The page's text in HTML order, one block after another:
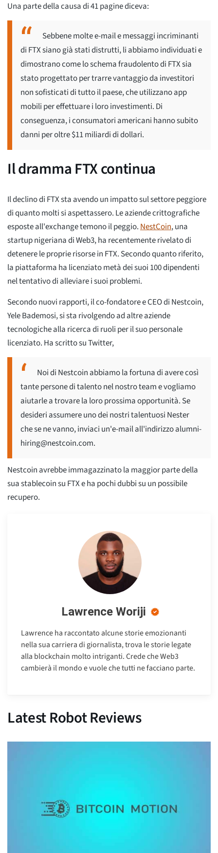
Una parte della causa di 41 pagine diceva:
Sebbene molte e-mail e messaggi incriminanti
di FTX siano già stati distrutti, li abbiamo individuati e
dimostrano come lo schema fraudolento di FTX sia
stato progettato per trarre vantaggio da investitori
non sofisticati di tutto il paese, che utilizzano app
mobili per effettuare i loro investimenti. Di
conseguenza, i consumatori americani hanno subito
danni per oltre $11 miliardi di dollari.
Il dramma FTX continua
Il declino di FTX sta avendo un impatto sul settore peggiore
di quanto molti si aspettassero. Le aziende crittografiche
esposte all'exchange temono il peggio.NestCoin, una
startup nigeriana di Web3, ha recentemente rivelato di
detenere le proprie risorse in FTX. Secondo quanto riferito,
la piattaforma ha licenziato metà dei suoi 100 dipendenti
nel tentativo di alleviare i suoi problemi.
Secondo nuovi rapporti, il co-fondatore e CEO di Nestcoin,
Yele Bademosi, si sta rivolgendo ad altre aziende
tecnologiche alla ricerca di ruoli per il suo personale
licenziato. Ha scritto su Twitter,
Noi di Nestcoin abbiamo la fortuna di avere così
tante persone di talento nel nostro team e vogliamo
aiutarle a trovare la loro prossima opportunità. Se
desideri assumere uno dei nostri talentuosi Nester
che se ne vanno, inviaci un'e-mail all'indirizzoalumni-
hiring@nestcoin.com.
Nestcoin avrebbe immagazzinato la maggior parte della
sua stablecoin su FTX e ha pochi dubbi su un possibile
recupero.
Lawrence Woriji
Lawrence ha raccontato alcune storie emozionanti
nella sua carriera di giornalista, trova le storie legate
alla blockchain molto intriganti. Crede che Web3
cambierà il mondo e vuole che tutti ne facciano parte.
Latest Robot Reviews